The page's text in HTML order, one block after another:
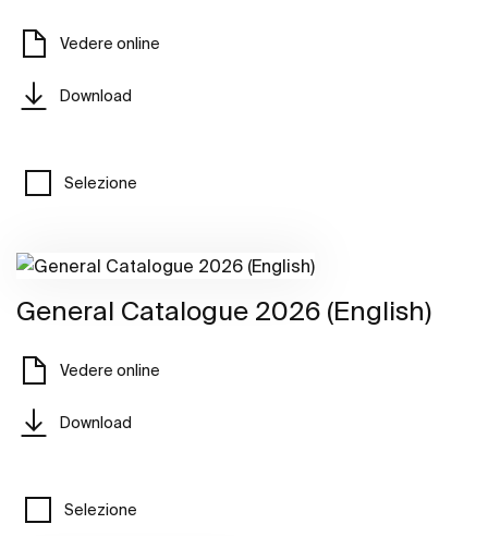
Vedere online
Download
Selezione
General Catalogue 2026 (English)
Vedere online
Download
Selezione